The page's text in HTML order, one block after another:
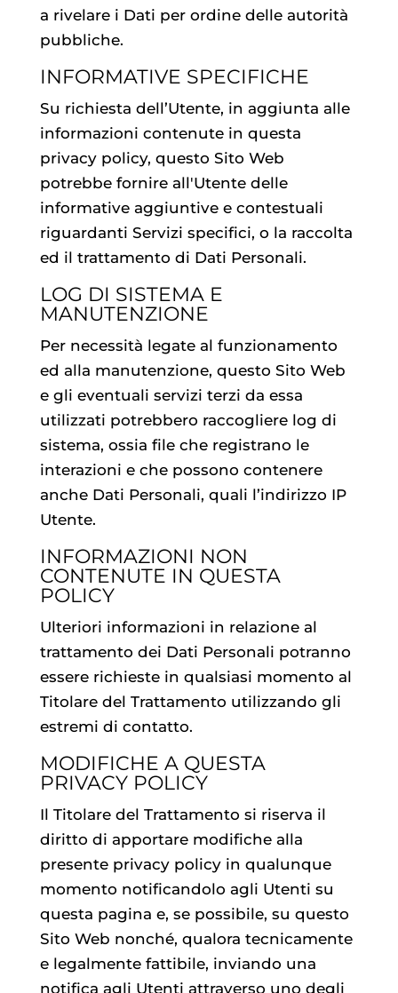
a rivelare i Dati per ordine delle autorità
pubbliche.
INFORMATIVE SPECIFICHE
Su richiesta dell’Utente, in aggiunta alle
informazioni contenute in questa
privacy policy, questo Sito Web
potrebbe fornire all'Utente delle
informative aggiuntive e contestuali
riguardanti Servizi specifici, o la raccolta
ed il trattamento di Dati Personali.
LOG DI SISTEMA E
MANUTENZIONE
Per necessità legate al funzionamento
ed alla manutenzione, questo Sito Web
e gli eventuali servizi terzi da essa
utilizzati potrebbero raccogliere log di
sistema, ossia file che registrano le
interazioni e che possono contenere
anche Dati Personali, quali l’indirizzo IP
Utente.
INFORMAZIONI NON
CONTENUTE IN QUESTA
POLICY
Ulteriori informazioni in relazione al
trattamento dei Dati Personali potranno
essere richieste in qualsiasi momento al
Titolare del Trattamento utilizzando gli
estremi di contatto.
MODIFICHE A QUESTA
PRIVACY POLICY
Il Titolare del Trattamento si riserva il
diritto di apportare modifiche alla
presente privacy policy in qualunque
momento notificandolo agli Utenti su
questa pagina e, se possibile, su questo
Sito Web nonché, qualora tecnicamente
e legalmente fattibile, inviando una
notifica agli Utenti attraverso uno degli